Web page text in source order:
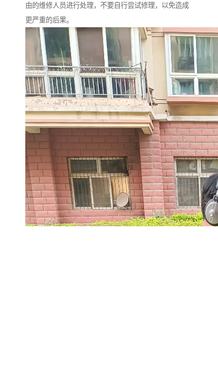
由的维修人员进行处理，不要自行尝试修理，以免造成
更严重的后果。